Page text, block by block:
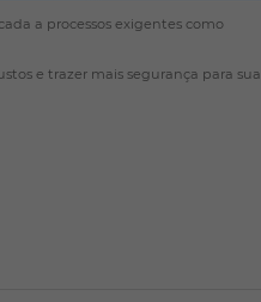
a processos exigentes como
e trazer mais segurança para sua